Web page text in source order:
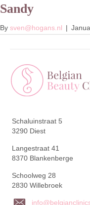
Sandy
By sven@hogans.nl |
Schaluinstraat 5
3290 Diest
Langestraat 41
8370 Blankenberge
Schoolweg 28
2830 Willebroek